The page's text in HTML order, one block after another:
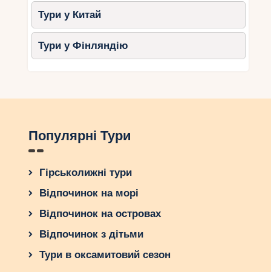
Самотня атмосфера, менше туристів,
ніж на Тенеріфе.
Можливість влаштувати банкет в
Оренда майданчика в Тиманфая
вимагає дозволу (близько 500–2000
Логістика: Лансароте менш
розвинений, аніж Тенеріфе, потрібно
продумати трансфер.
Фуертевентура: Весілля на
нескінченних пляжах
Тури у Китай
Тури у Фінляндію
Популярні Тури
Гірськолижні тури
Відпочинок на морі
Відпочинок на островах
Відпочинок з дітьми
Тури в оксамитовий сезон